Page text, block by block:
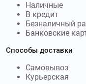
Наличные
В кредит
Безналичный
Банковские
Способы доставки
Самовывоз
Курьерская